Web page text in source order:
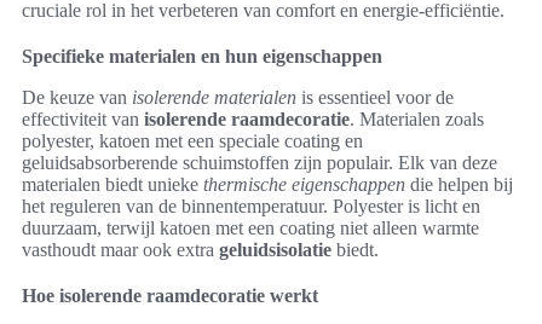
cruciale rol in het verbeteren van comfort en energie-efficiëntie.
Specifieke materialen en hun eigenschappen
De keuze van isolerende materialen is essentieel voor de
effectiviteit van isolerende raamdecoratie. Materialen zoals
polyester, katoen met een speciale coating en
geluidsabsorberende schuimstoffen zijn populair. Elk van deze
materialen biedt unieke thermische eigenschappen die helpen bij
het reguleren van de binnentemperatuur. Polyester is licht en
duurzaam, terwijl katoen met een coating niet alleen warmte
vasthoudt maar ook extra geluidsisolatie biedt.
Hoe isolerende raamdecoratie werkt